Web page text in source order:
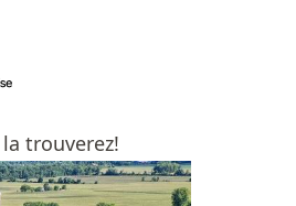
trouverez!